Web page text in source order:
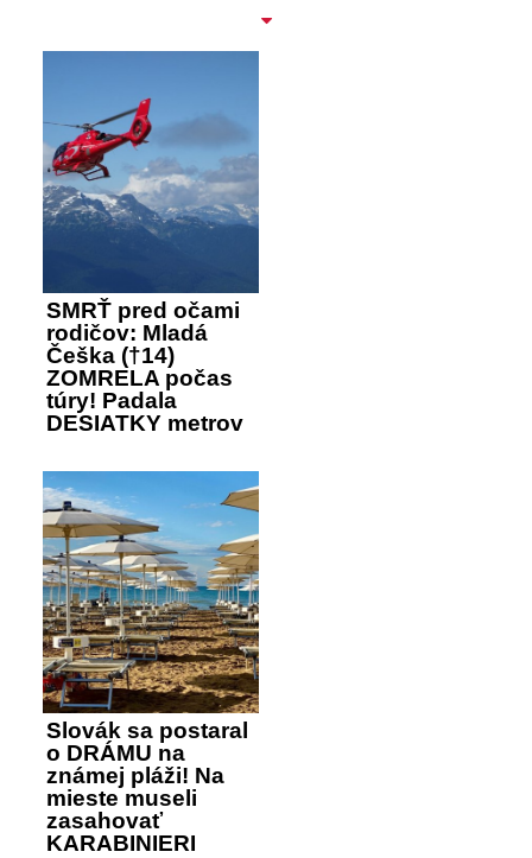
SMRŤ pred očami
rodičov: Mladá
Češka (†14)
ZOMRELA počas
túry! Padala
DESIATKY metrov
Slovák sa postaral
o DRÁMU na
známej pláži! Na
mieste museli
zasahovať
KARABINIERI